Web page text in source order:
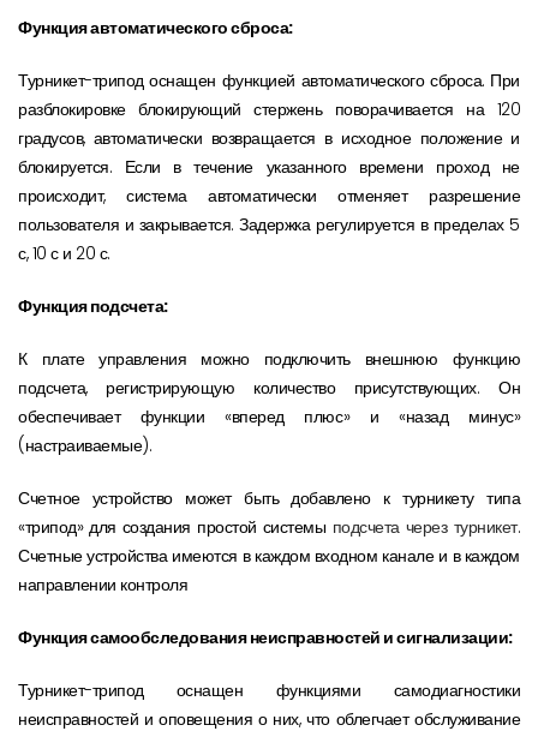
Функция автоматического сброса:
Турникет-трипод оснащен функцией автоматического сброса. При
разблокировке блокирующий стержень поворачивается на 120
градусов, автоматически возвращается в исходное положение и
блокируется. Если в течение указанного времени проход не
происходит, система автоматически отменяет разрешение
пользователя и закрывается. Задержка регулируется в пределах 5
с, 10 с и 20 с.
Функция подсчета:
К плате управления можно подключить внешнюю функцию
подсчета, регистрирующую количество присутствующих. Он
обеспечивает функции «вперед плюс» и «назад минус»
(настраиваемые).
Счетное устройство может быть добавлено к турникету типа
«трипод» для создания простой системы подсчета через турникет.
Счетные устройства имеются в каждом входном канале и в каждом
направлении контроля
Функция самообследования неисправностей и сигнализации:
Турникет-трипод оснащен функциями самодиагностики
неисправностей и оповещения о них, что облегчает обслуживание